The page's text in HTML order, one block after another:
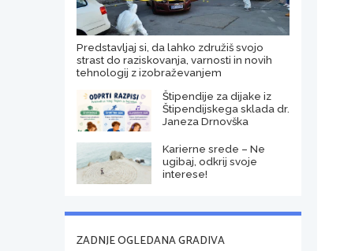
Predstavljaj si, da lahko združiš svojo
strast do raziskovanja, varnosti in novih
tehnologij z izobraževanjem
Štipendije za dijake iz
Štipendijskega sklada dr.
Janeza Drnovška
Karierne srede – Ne
ugibaj, odkrij svoje
interese!
ZADNJE OGLEDANA GRADIVA